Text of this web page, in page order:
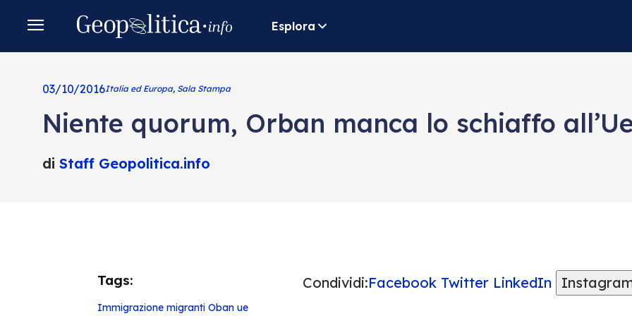
Esplora
03/10/2016Italia ed Europa, Sala Stampa
Niente quorum, Orban manca lo schiaffo
di Staff Geopolitica.info
Tags:
Immigrazione migranti Oban ue
Condividi:Facebook Twitter LinkedIn